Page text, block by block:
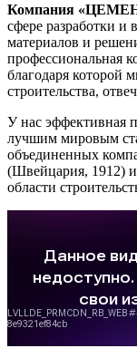
Компания
сфере разработки и
материалов и
профессиональная
благодаря которой
строительства,
У нас эффективная
лучшим мировым
объединенных
(Швейцария, 1912)
области